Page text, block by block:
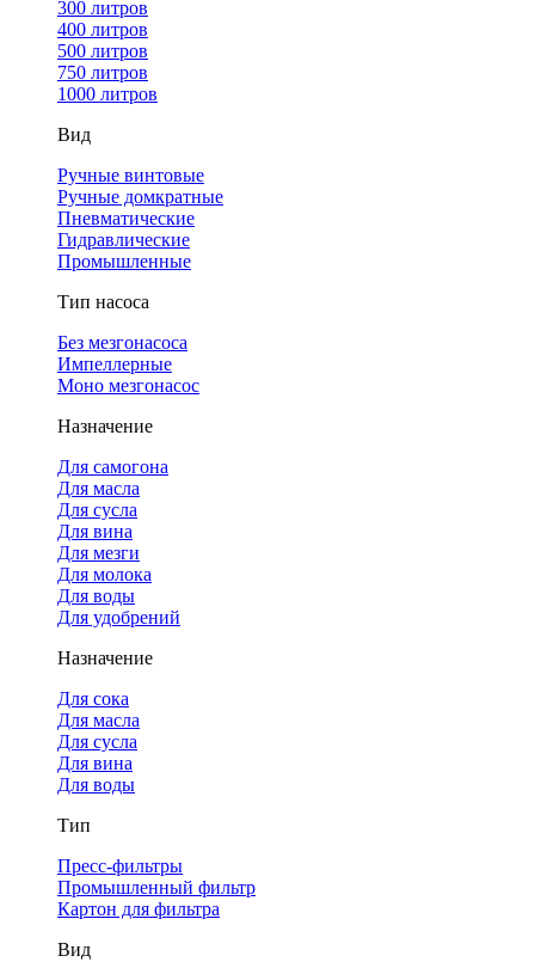
300 литров
400 литров
500 литров
750 литров
1000 литров
Вид
Ручные винтовые
Ручные домкратные
Пневматические
Гидравлические
Промышленные
Тип насоса
Без мезгонасоса
Импеллерные
Моно мезгонасос
Назначение
Для самогона
Для масла
Для сусла
Для вина
Для мезги
Для молока
Для воды
Для удобрений
Назначение
Для сока
Для масла
Для сусла
Для вина
Для воды
Тип
Пресс-фильтры
Промышленный фильтр
Картон для фильтра
Вид